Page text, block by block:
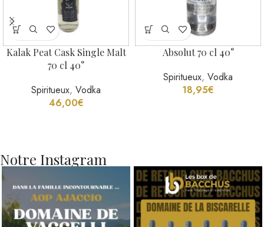
Kalak Peat Cask Single Malt
70 cl 40°
Spiritueux, Vodka
46,00€
Absolut 70 cl 40°
Spiritueux, Vodka
18,95€
Notre Instagram